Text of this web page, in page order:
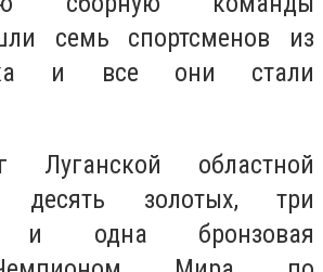
семь спортсменов из
и все они стали
Луганской областной
золотых, три
и одна бронзовая